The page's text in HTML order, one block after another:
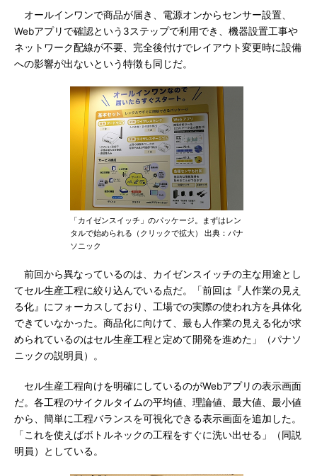
オールインワンで商品が届き、電源オンからセンサー設置、
Webアプリで確認という3ステップで利用でき、機器設置工事や
ネットワーク配線が不要、完全後付けでレイアウト変更時に設備
への影響が出ないという特徴も同じだ。
「カイゼンスイッチ」のパッケージ。まずはレン
タルで始められる（クリックで拡大） 出典：パナ
ソニック
前回から異なっているのは、カイゼンスイッチの主な用途とし
てセル生産工程に絞り込んでいる点だ。「前回は『人作業の見え
る化』にフォーカスしており、工場での実際の使われ方を具体化
できていなかった。商品化に向けて、最も人作業の見える化が求
められているのはセル生産工程と定めて開発を進めた」（パナソ
ニックの説明員）。
セル生産工程向けを明確にしているのがWebアプリの表示画面
だ。各工程のサイクルタイムの平均値、理論値、最大値、最小値
から、簡単に工程バランスを可視化できる表示画面を追加した。
「これを使えばボトルネックの工程をすぐに洗い出せる」（同説
明員）としている。